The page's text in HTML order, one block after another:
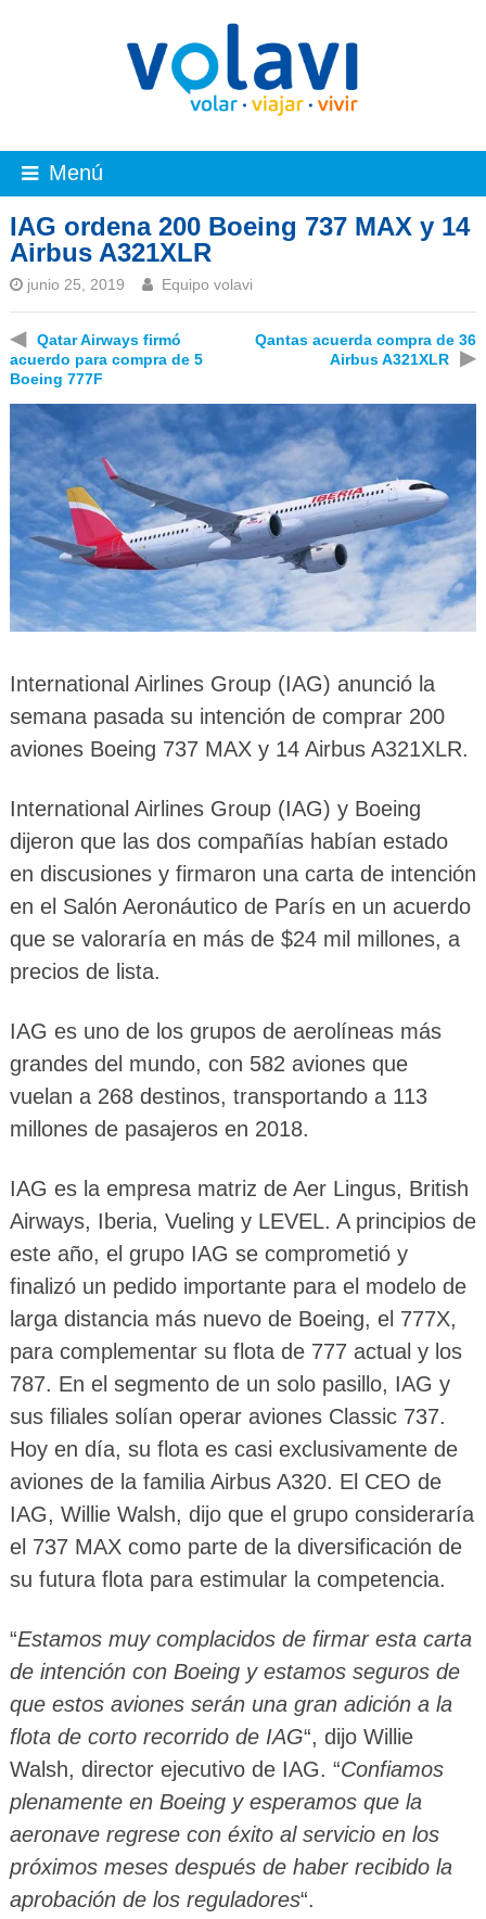
Menú
IAG ordena 200 Boeing 737 MAX y 14
Airbus A321XLR
junio 25, 2019 Equipo volavi
◀
Qatar Airways firmó
acuerdo para compra de 5
Boeing 777F
Qantas acuerda compra de 36
Airbus A321XLR
▶
International Airlines Group (IAG) anunció la
semana pasada su intención de comprar 200
aviones Boeing 737 MAX y 14 Airbus A321XLR.
International Airlines Group (IAG) y Boeing
dijeron que las dos compañías habían estado
en discusiones y firmaron una carta de intención
en el Salón Aeronáutico de París en un acuerdo
que se valoraría en más de $24 mil millones, a
precios de lista.
IAG es uno de los grupos de aerolíneas más
grandes del mundo, con 582 aviones que
vuelan a 268 destinos, transportando a 113
millones de pasajeros en 2018.
IAG es la empresa matriz de Aer Lingus, British
Airways, Iberia, Vueling y LEVEL. A principios de
este año, el grupo IAG se comprometió y
finalizó un pedido importante para el modelo de
larga distancia más nuevo de Boeing, el 777X,
para complementar su flota de 777 actual y los
787. En el segmento de un solo pasillo, IAG y
sus filiales solían operar aviones Classic 737.
Hoy en día, su flota es casi exclusivamente de
aviones de la familia Airbus A320. El CEO de
IAG, Willie Walsh, dijo que el grupo consideraría
el 737 MAX como parte de la diversificación de
su futura flota para estimular la competencia.
“Estamos muy complacidos de firmar esta carta
de intención con Boeing y estamos seguros de
que estos aviones serán una gran adición a la
flota de corto recorrido de IAG“, dijo Willie
Walsh, director ejecutivo de IAG. “Confiamos
plenamente en Boeing y esperamos que la
aeronave regrese con éxito al servicio en los
próximos meses después de haber recibido la
aprobación de los reguladores“.